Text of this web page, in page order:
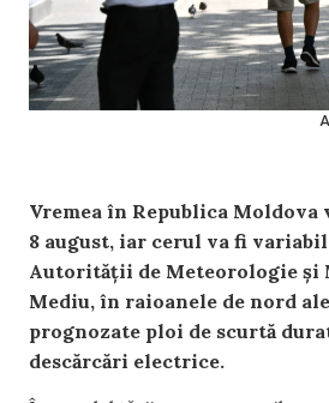
Vremea în Republica Moldova
8 august, iar cerul va fi
Autorității de Meteorologie și
Mediu, în raioanele de nord
prognozate ploi de scurtă
descărcări electrice.